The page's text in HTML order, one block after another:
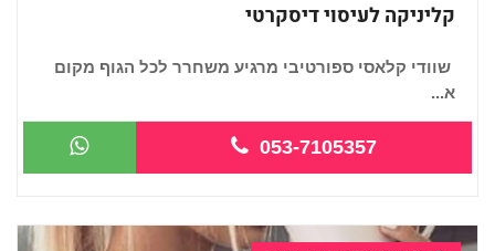
קליניקה לעיסוי דיסקרטי
שוודי קלאסי ספורטיבי מרגיע משחרר לכל הגוף מקום
א...
053-7105357